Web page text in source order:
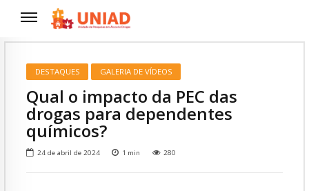
DESTAQUES GALERIA DE VÍDEOS
Qual o impacto da PEC das
drogas para dependentes
químicos?
24 de abril de 2024 1 min 280